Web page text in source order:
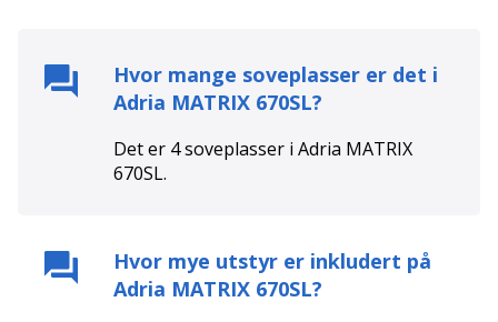
Hvor mange soveplasser er det i
Adria MATRIX 670SL?
Det er 4soveplasser i Adria MATRIX
670SL.
Hvor mye utstyr er inkludert på
Adria MATRIX 670SL?